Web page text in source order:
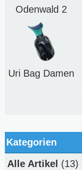
Odenwald 2
Uri Bag Damen
Kategorien
Alle Artikel (13)